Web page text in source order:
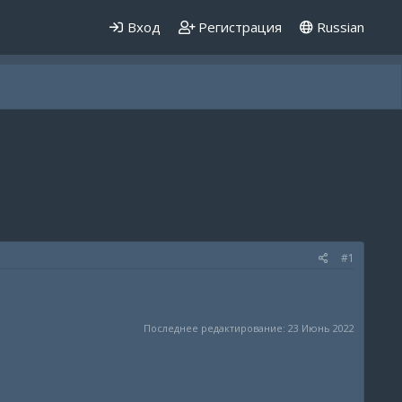
Вход Регистрация Russian
#1
Последнее редактирование: 23 Июнь 2022